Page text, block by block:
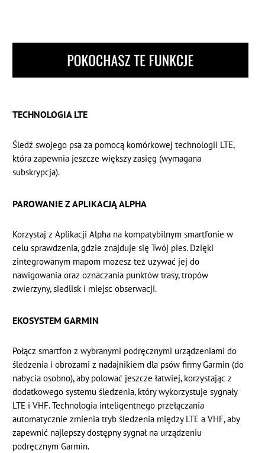
TECHNOLOGIA LTE
Śledź swojego psa za pomocą komórkowej technologii LTE,
która zapewnia jeszcze większy zasięg (wymagana
subskrypcja).
PAROWANIE Z APLIKACJĄ ALPHA
Korzystaj z Aplikacji Alpha na kompatybilnym smartfonie w
celu sprawdzenia, gdzie znajduje się Twój pies. Dzięki
zintegrowanym mapom możesz też używać jej do
nawigowania oraz oznaczania punktów trasy, tropów
zwierzyny, siedlisk i miejsc obserwacji.
EKOSYSTEM GARMIN
Połącz smartfon z wybranymi podręcznymi urządzeniami do
śledzenia i obrożami z nadajnikiem dla psów firmy Garmin (do
nabycia osobno), aby polować jeszcze łatwiej, korzystając z
dodatkowego systemu śledzenia, który wykorzystuje sygnały
LTE i VHF. Technologia inteligentnego przełączania
automatycznie zmienia tryb śledzenia między LTE a VHF, aby
zapewnić najlepszy dostępny sygnał na urządzeniu
podręcznym Garmin.